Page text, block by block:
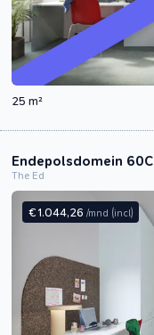
25 m²
Endepolsdomein 60C
The Ed
€ 1.044,26 /mnd (incl)